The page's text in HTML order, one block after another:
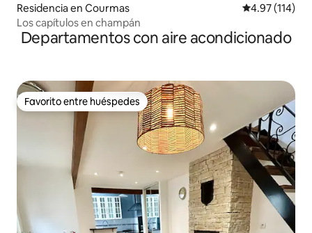
Residencia en Courmas Calificación
4.97 (114)
Los capítulos en champán
Departamentos con aire acondicionado
Favorito entre huéspedes
Favorito entre huéspedes